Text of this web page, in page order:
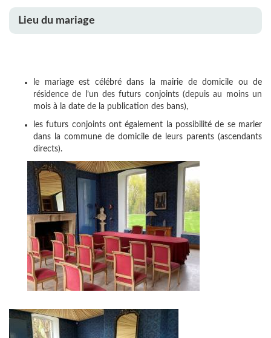
Lieu du mariage
le mariage est célébré dans la mairie de domicile ou de
résidence de l’un des futurs conjoints (depuis au moins un
mois à la date de la publication des bans),
les futurs conjoints ont également la possibilité de se marier
dans la commune de domicile de leurs parents (ascendants
directs).